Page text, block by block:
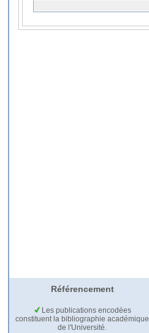
Référencement
Les publications encodées
constituent la bibliographie académique
de l'Université.